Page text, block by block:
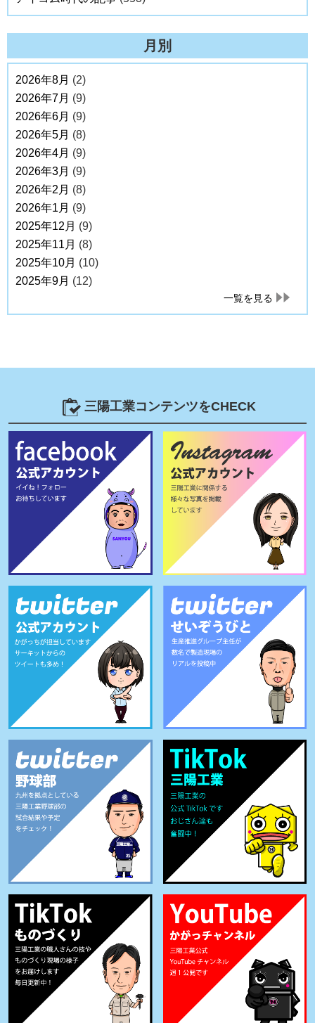
月別
2026年8月 (2)
2026年7月 (9)
2026年6月 (9)
2026年5月 (8)
2026年4月 (9)
2026年3月 (9)
2026年2月 (8)
2026年1月 (9)
2025年12月 (9)
2025年11月 (8)
2025年10月 (10)
2025年9月 (12)
一覧を見る
三陽工業コンテンツをCHECK